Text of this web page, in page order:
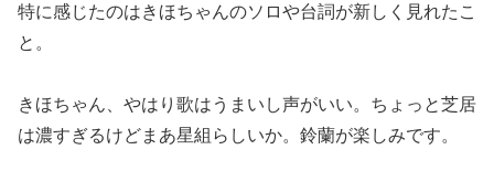
特に感じたのはきほちゃんのソロや台詞が新しく見れたこ
と。
きほちゃん、やはり歌はうまいし声がいい。ちょっと芝居
は濃すぎるけどまあ星組らしいか。鈴蘭が楽しみです。